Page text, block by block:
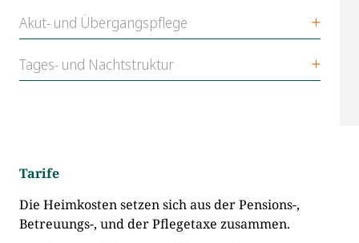
Akut- und Übergangspflege
Tages- und Nachtstruktur
Tarife
Die Heimkosten setzen sich aus der Pensions-,
Betreuungs-, und der Pflegetaxe zusammen.